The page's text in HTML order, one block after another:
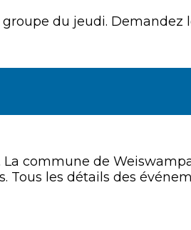
du jeudi. Demandez
La commune de
Tous les détails des